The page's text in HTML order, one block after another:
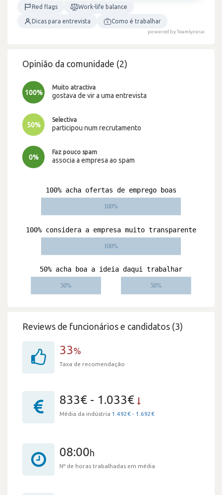
Red flags Work-life balance
Dicas para entrevista Como é trabalhar
powered by Teamlyzer.ai
Opinião da comunidade (2)
100%
Muito atractiva
gostava de vir a uma entrevista
50%
Selectiva
participou num recrutamento
0%
Faz pouco spam
associa a empresa ao spam
Reviews de funcionários e candidatos (3)
33%
Taxa de recomendação
833€ - 1.033€
Média da indústria 1.492€ - 1.692€
08:00h
Nº de horas trabalhadas em média